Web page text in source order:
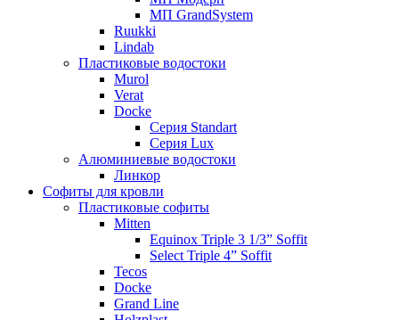
МП GrandSystem
Ruukki
Lindab
Пластиковые водостоки
Murol
Verat
Docke
Серия Standart
Серия Lux
Алюминиевые водостоки
Линкор
Софиты для кровли
Пластиковые софиты
Mitten
Equinox Triple 3 1/3” Soffit
Select Triple 4” Soffit
Tecos
Docke
Grand Line